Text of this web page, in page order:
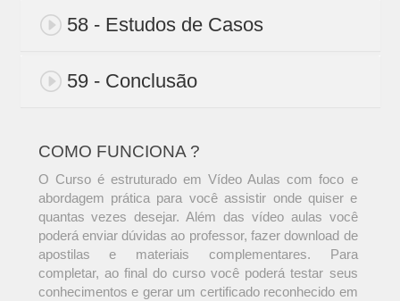
58 - Estudos de Casos
59 - Conclusão
COMO FUNCIONA ?
O Curso é estruturado em Vídeo Aulas com foco e
abordagem prática para você assistir onde quiser e
quantas vezes desejar. Além das vídeo aulas você
poderá enviar dúvidas ao professor, fazer download de
apostilas e materiais complementares. Para
completar, ao final do curso você poderá testar seus
conhecimentos e gerar um certificado reconhecido em